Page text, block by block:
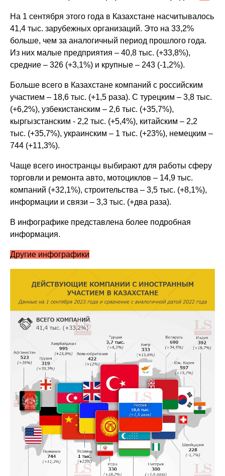
На 1 сентября этого года в Казахстане насчитывалось
41,4 тыс. зарубежных организаций. Это на 33,2%
больше, чем за аналогичный период прошлого года.
Из них малые предприятия – 40,8 тыс. (+33,8%),
средние – 326 (+3,1%) и крупные – 243 (-1,2%).
Больше всего в Казахстане компаний с российским
участием – 18,6 тыс. (+1,5 раза). С турецким – 3,8 тыс.
(+6,2%), узбекистанским – 2,6 тыс. (+35,7%),
кыргызстанским - 2,2 тыс. (+5,4%), китайским – 2,2
тыс. (+35,7%), украинским – 1 тыс. (+23%), немецким –
744 (+11,3%).
Чаще всего иностранцы выбирают для работы сферу
торговли и ремонта авто, мотоциклов – 14,9 тыс.
компаний (+32,1%), строительства – 3,5 тыс. (+8,1%),
информации и связи – 3,3 тыс. (+два раза).
В инфографике представлена более подробная
информация.
Другие инфографики